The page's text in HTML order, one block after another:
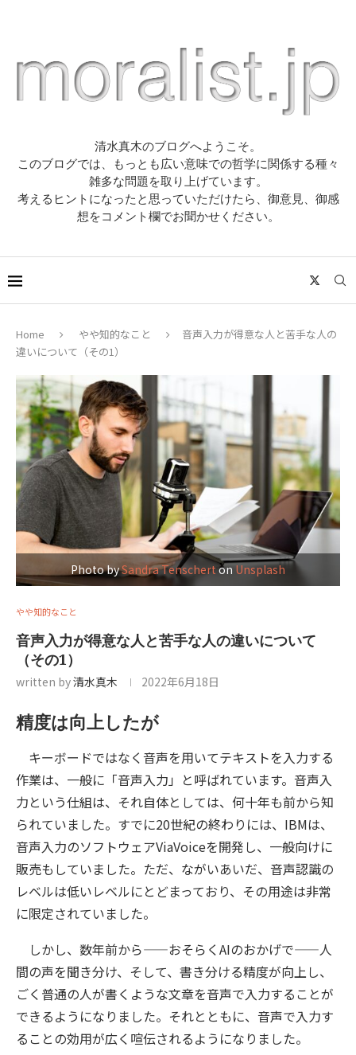
清水真木のブログへようこそ。
このブログでは、もっとも広い意味での哲学に関係する種々
雑多な問題を取り上げています。
考えるヒントになったと思っていただけたら、御意見、御感
想をコメント欄でお聞かせください。
Home やや知的なこと
音声入力が得意な人と苦手な人の
違いについて（その1）
Photo bySandra Tenscherton Unsplash
やや知的なこと
音声入力が得意な人と苦手な人の違いについて
（その1）
written by清水真木 2022年6月18日
精度は向上したが
キーボードではなく音声を用いてテキストを入力する
作業は、一般に「音声入力」と呼ばれています。音声入
力という仕組は、それ自体としては、何十年も前から知
られていました。すでに20世紀の終わりには、IBMは、
音声入力のソフトウェアViaVoiceを開発し、一般向けに
販売もしていました。ただ、ながいあいだ、音声認識の
レベルは低いレベルにとどまっており、その用途は非常
に限定されていました。
しかし、数年前から——おそらくAIのおかげで——人
間の声を聞き分け、そして、書き分ける精度が向上し、
ごく普通の人が書くような文章を音声で入力することが
できるようになりました。それとともに、音声で入力す
ることの効用が広く喧伝されるようになりました。